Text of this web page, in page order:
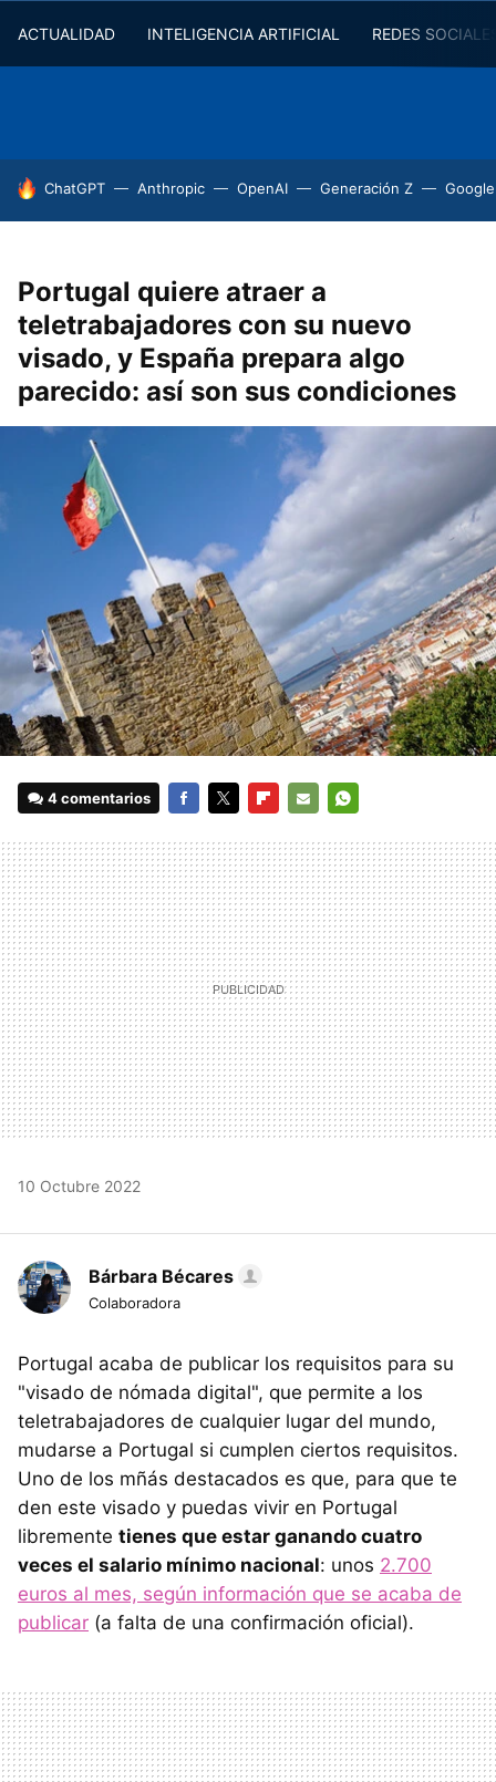
ACTUALIDAD INTELIGENCIA ARTIFICIAL REDES
HOY SE HABLA DE
ChatGPT Anthropic OpenAI Generación Z
Portugal quiere atraer a
teletrabajadores con su nuevo
visado, y España prepara algo
parecido: así son sus condiciones
4 comentarios
MAIL
10 Octubre 2022
Bárbara Bécares
Colaboradora
Portugal acaba de publicar los requisitos para su
"visado de nómada digital", que permite a los
teletrabajadores de cualquier lugar del mundo,
mudarse a Portugal si cumplen ciertos requisitos.
Uno de los mñás destacados es que, para que te
den este visado y puedas vivir en Portugal
libremente tienes que estar ganando cuatro
veces el salario mínimo nacional: unos 2.700
euros al mes, según información que se acaba de
publicar (a falta de una confirmación oficial).